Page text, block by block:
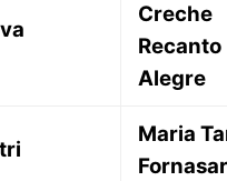
Creche
Recanto
Alegre
Maria